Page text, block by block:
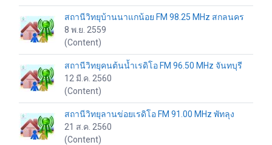
สถานีวิทยุบ้านนาแกน้อย FM 98.25 MHz สกลนคร
8 พ.ย. 2559
(Content)
สถานีวิทยุคนต้นน้ำเรดิโอ FM 96.50 MHz จันทบุรี
12 มี.ค. 2560
(Content)
สถานีวิทยุลานข่อยเรดิโอ FM 91.00 MHz พัทลุง
21 ส.ค. 2560
(Content)